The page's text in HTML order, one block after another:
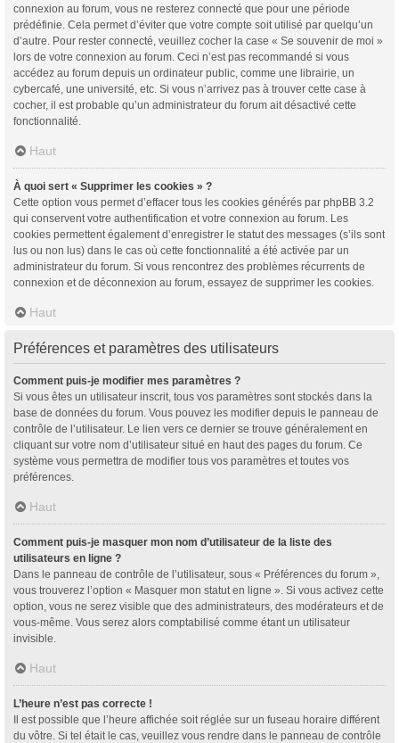
connexion au forum, vous ne resterez connecté que pour une période
prédéfinie. Cela permet d’éviter que votre compte soit utilisé par quelqu’un
d’autre. Pour rester connecté, veuillez cocher la case « Se souvenir de moi »
lors de votre connexion au forum. Ceci n’est pas recommandé si vous
accédez au forum depuis un ordinateur public, comme une librairie, un
cybercafé, une université, etc. Si vous n’arrivez pas à trouver cette case à
cocher, il est probable qu’un administrateur du forum ait désactivé cette
fonctionnalité.
Haut
À quoi sert « Supprimer les cookies » ?
Cette option vous permet d’effacer tous les cookies générés par phpBB 3.2
qui conservent votre authentification et votre connexion au forum. Les
cookies permettent également d’enregistrer le statut des messages (s’ils sont
lus ou non lus) dans le cas où cette fonctionnalité a été activée par un
administrateur du forum. Si vous rencontrez des problèmes récurrents de
connexion et de déconnexion au forum, essayez de supprimer les cookies.
Haut
Préférences et paramètres des utilisateurs
Comment puis-je modifier mes paramètres ?
Si vous êtes un utilisateur inscrit, tous vos paramètres sont stockés dans la
base de données du forum. Vous pouvez les modifier depuis le panneau de
contrôle de l’utilisateur. Le lien vers ce dernier se trouve généralement en
cliquant sur votre nom d’utilisateur situé en haut des pages du forum. Ce
système vous permettra de modifier tous vos paramètres et toutes vos
préférences.
Haut
Comment puis-je masquer mon nom d’utilisateur de la liste des
utilisateurs en ligne ?
Dans le panneau de contrôle de l’utilisateur, sous « Préférences du forum »,
vous trouverez l’option « Masquer mon statut en ligne ». Si vous activez cette
option, vous ne serez visible que des administrateurs, des modérateurs et de
vous-même. Vous serez alors comptabilisé comme étant un utilisateur
invisible.
Haut
L’heure n’est pas correcte !
Il est possible que l’heure affichée soit réglée sur un fuseau horaire différent
du vôtre. Si tel était le cas, veuillez vous rendre dans le panneau de contrôle